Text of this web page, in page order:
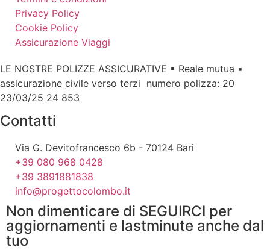
Contatti
Via G. Devitofrancesco 6b - 70124 Bari
+39 080 968 0428
+39 3891881838
info@progettocolombo.it
Privacy Policy
Cookie Policy
Assicurazione Viaggi
LE NOSTRE POLIZZE ASSICURATIVE ▪ Reale mutua ▪
assicurazione civile verso terzi numero polizza: 20
23/03/25 24 853
Non dimenticare di SEGUIRCI per
aggiornamenti e lastminute anche dal
tuo